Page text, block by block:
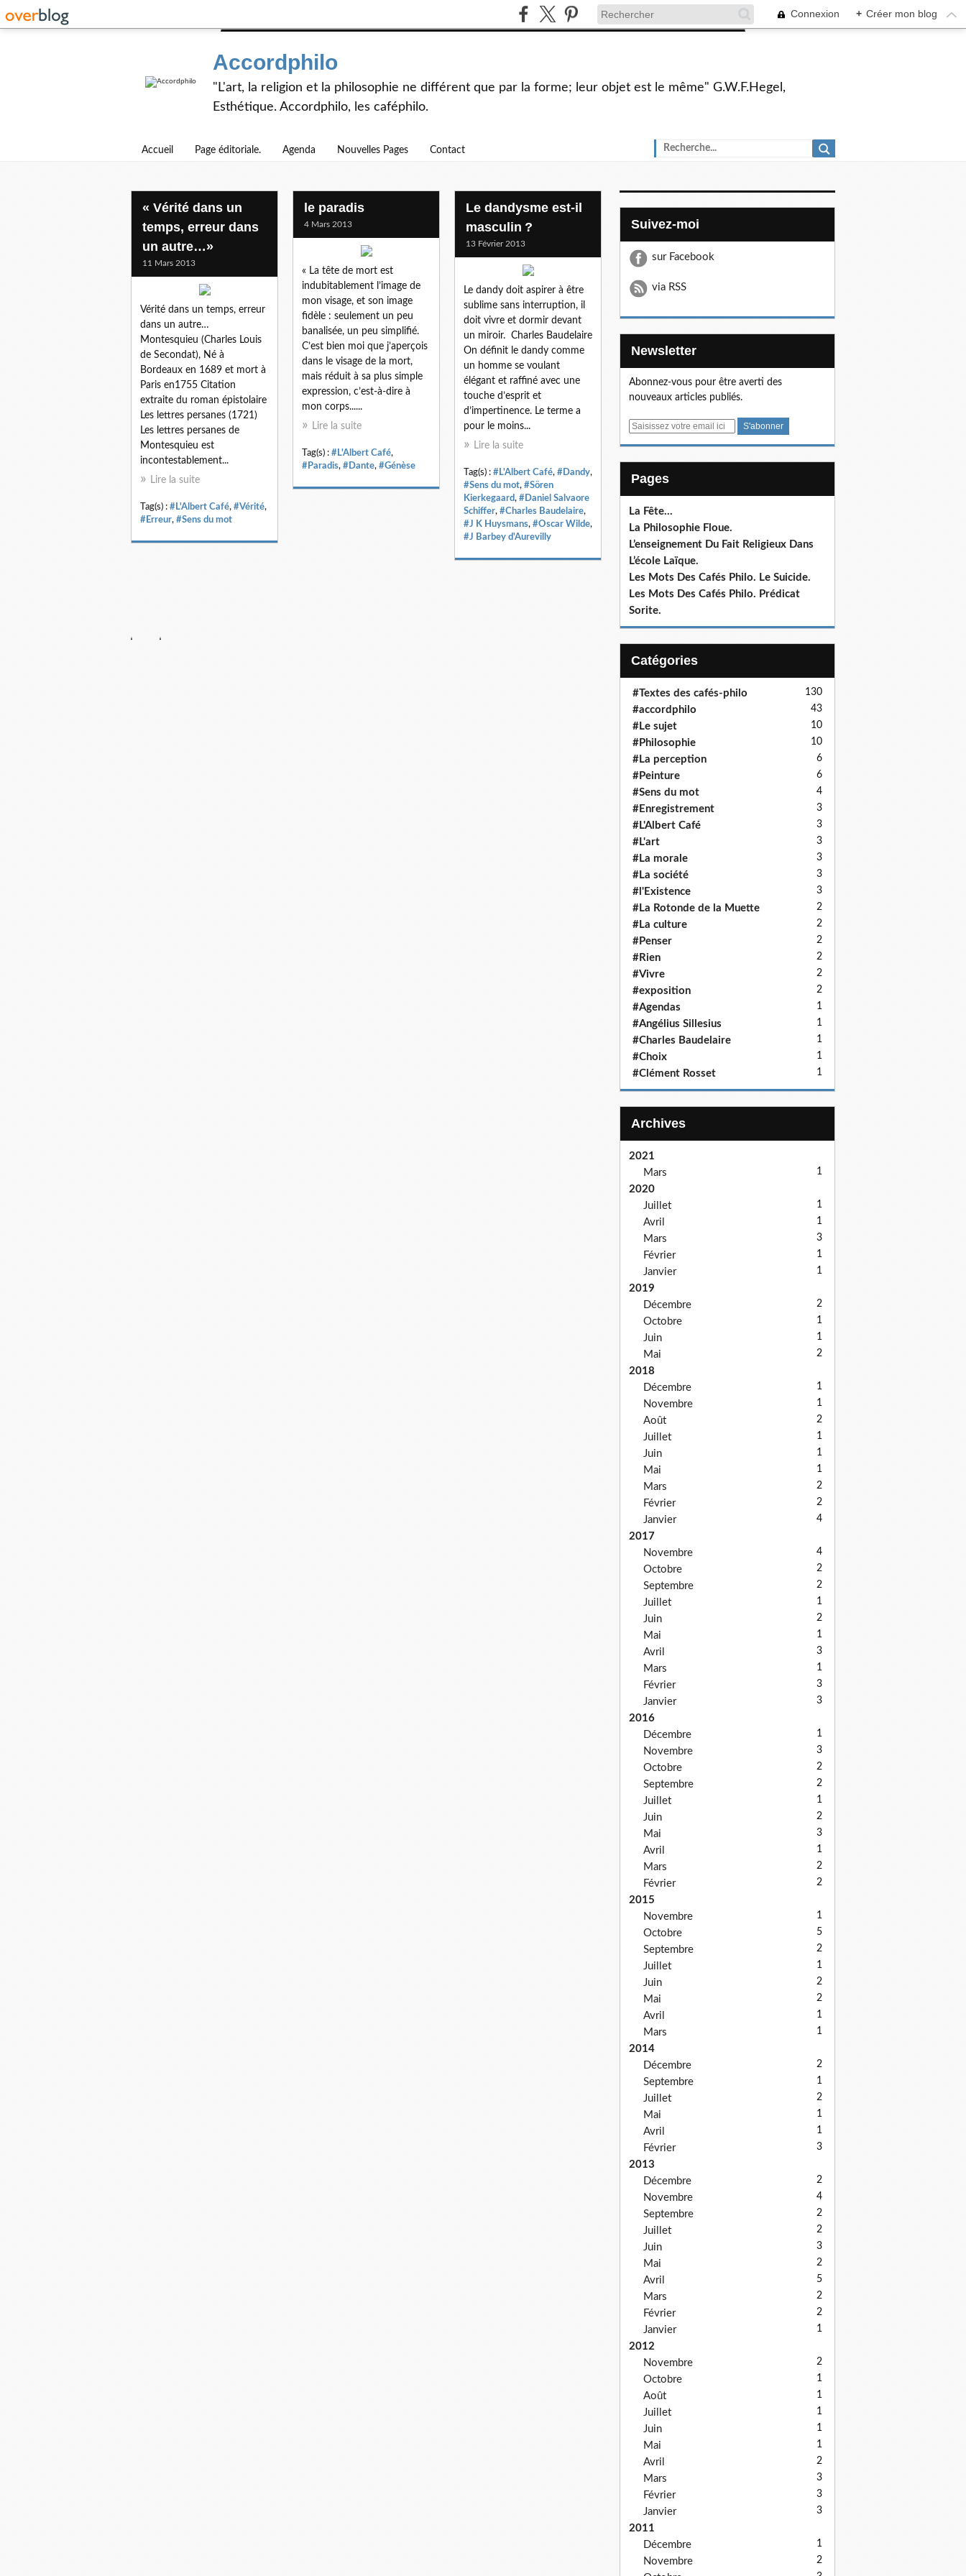
Connexion + Créer mon blog
Accordphilo
"L'art, la religion et la philosophie ne différent que par la forme; leur objet est le même" G.W.F.Hegel,
Esthétique. Accordphilo, les caféphilo.
Accueil Page éditoriale. Agenda Nouvelles Pages Contact
« Vérité dans un
temps, erreur dans
un autre…»
11 Mars 2013
Vérité dans un temps, erreur
dans un autre…
Montesquieu (Charles Louis
de Secondat), Né à
Bordeaux en 1689 et mort à
Paris en1755 Citation
extraite du roman épistolaire
Les lettres persanes (1721)
Les lettres persanes de
Montesquieu est
incontestablement...
Lire la suite
Tag(s) : #L'Albert Café, #Vérité,
#Erreur, #Sens du mot
le paradis
4 Mars 2013
« La tête de mort est
indubitablement l’image de
mon visage, et son image
fidèle : seulement un peu
banalisée, un peu simplifié.
C’est bien moi que j’aperçois
dans le visage de la mort,
mais réduit à sa plus simple
expression, c’est-à-dire à
mon corps......
Lire la suite
Tag(s) : #L'Albert Café,
#Paradis, #Dante, #Génèse
Le dandysme est-il
masculin ?
13 Février 2013
Le dandy doit aspirer à être
sublime sans interruption, il
doit vivre et dormir devant
un miroir. Charles Baudelaire
On définit le dandy comme
un homme se voulant
élégant et raffiné avec une
touche d’esprit et
d’impertinence. Le terme a
pour le moins...
Lire la suite
Tag(s) : #L'Albert Café, #Dandy,
#Sens du mot, #Sören
Kierkegaard, #Daniel Salvaore
Schiffer, #Charles Baudelaire,
#J K Huysmans, #Oscar Wilde,
#J Barbey d'Aurevilly
Suivez-moi
sur Facebook
via RSS
Newsletter
Abonnez-vous pour être averti des
nouveaux articles publiés.
E
Pages
La Fête…
La Philosophie Floue.
L’enseignement Du Fait Religieux Dans
L’école Laïque.
Les Mots Des Cafés Philo. Le Suicide.
Les Mots Des Cafés Philo. Prédicat
Sorite.
Catégories
#Textes des cafés-philo 130
#accordphilo 43
#Le sujet 10
#Philosophie 10
#La perception 6
#Peinture 6
#Sens du mot 4
#Enregistrement 3
#L'Albert Café 3
#L'art 3
#La morale 3
#La société 3
#l'Existence 3
#La Rotonde de la Muette 2
#La culture 2
#Penser 2
#Rien 2
#Vivre 2
#exposition 2
#Agendas 1
#Angélius Sillesius 1
#Charles Baudelaire 1
#Choix 1
#Clément Rosset 1
Archives
2021
Mars
1
2020
Juillet
1
Avril 1
Mars 3
Février 1
Janvier 1
2019
Décembre
2
Octobre 1
Juin 1
Mai 2
2018
Décembre
1
Novembre 1
Août 2
Juillet 1
Juin 1
Mai 1
Mars 2
Février 2
Janvier 4
2017
Novembre
4
Octobre 2
Septembre 2
Juillet 1
Juin 2
Mai 1
Avril 3
Mars 1
Février 3
Janvier 3
2016
Décembre
1
Novembre 3
Octobre 2
Septembre 2
Juillet 1
Juin 2
Mai 3
Avril 1
Mars 2
Février 2
2015
Novembre
1
Octobre 5
Septembre 2
Juillet 1
Juin 2
Mai 2
Avril 1
Mars 1
2014
Décembre
2
Septembre 1
Juillet 2
Mai 1
Avril 1
Février 3
2013
Décembre
2
Novembre 4
Septembre 2
Juillet 2
Juin 3
Mai 2
Avril 5
Mars 2
Février 2
Janvier 1
2012
Novembre
2
Octobre 1
Août 1
Juillet 1
Juin 1
Mai 1
Avril 2
Mars 3
Février 3
Janvier 3
2011
Décembre
1
Novembre 2